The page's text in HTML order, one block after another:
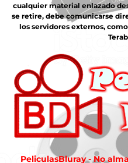
cualquier material enlazado
se retire, debe comunicarse
los servidores externos,
PeliculasBluray - No